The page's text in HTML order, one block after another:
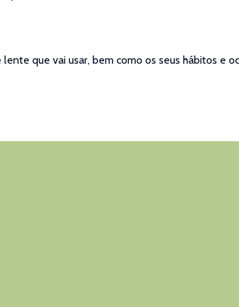
que vai usar, bem como os seus hábitos e